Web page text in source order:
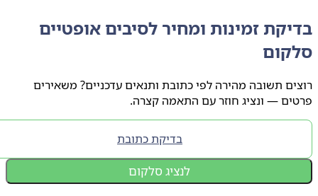
זמינות ומחיר לסיבים אופטיים
תשובה מהירה לפי כתובת ותנאים עדכניים? משאירים
— ונציג חוזר עם התאמה קצרה.
בדיקת כתובת
לנציג סלקום